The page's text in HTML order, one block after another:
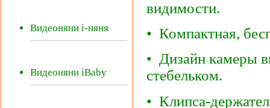
Видеоняни i-няня
Видеоняни iBaby
видимости.
• Компактная,
• Дизайн камеры
стебельком.
• Клипса-